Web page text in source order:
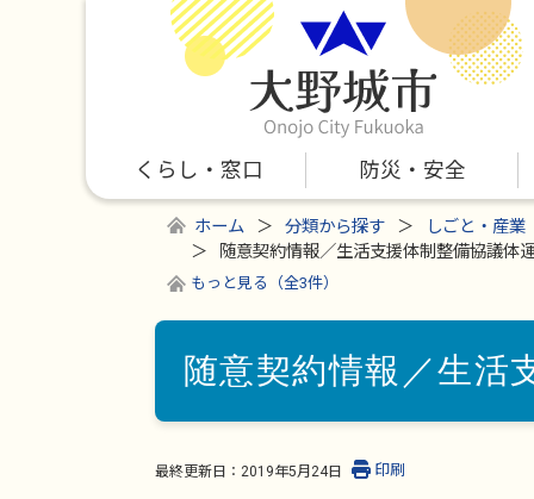
くらし・窓口 防災・安全
ホーム 分類から探す しごと・産業
随意契約情報／生活支援体制整備協議体
もっと見る（全3件）
随意契約情報／生活
最終更新日： 2019年5月24日 印刷